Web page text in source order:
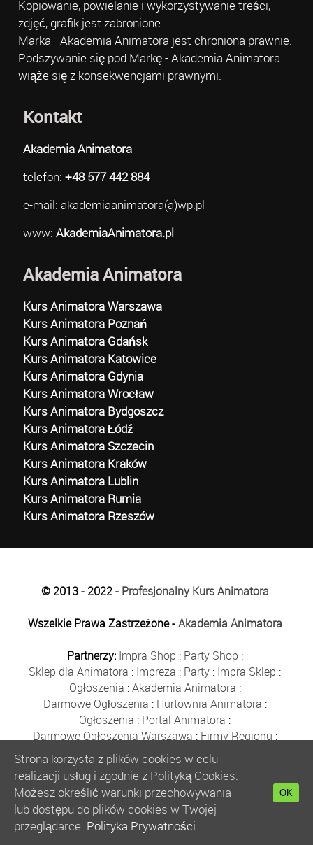
Kopiowanie, powielanie i wykorzystywanie treści,
zdjęć, grafik jest zabronione.
Marka - Akademia Animatora jest chroniona prawnie.
Podszywanie się pod Markę - Akademia Animatora
wiąże się z konsekwencjami prawnymi.
Kontakt
Akademia Animatora
telefon: +48 577 442 884
e-mail: akademiaanimatora(a)wp.pl
www: AkademiaAnimatora.pl
Akademia Animatora
Kurs Animatora Warszawa
Kurs Animatora Poznań
Kurs Animatora Gdańsk
Kurs Animatora Katowice
Kurs Animatora Gdynia
Kurs Animatora Wrocław
Kurs Animatora Bydgoszcz
Kurs Animatora Łódź
Kurs Animatora Szczecin
Kurs Animatora Kraków
Kurs Animatora Lublin
Kurs Animatora Rumia
Kurs Animatora Rzeszów
© 2013 - 2022 - Profesjonalny Kurs Animatora
Wszelkie Prawa Zastrzeżone -Akademia Animatora
Partnerzy: Impra Shop : Party Shop :
Sklep dla Animatora : Impreza : Party : Impra Sklep :
Ogłoszenia :Akademia Animatora :
Darmowe Ogłoszenia : Hurtownia Animatora :
Ogłoszenia : Portal Animatora :
Darmowe Ogłoszenia Warszawa : Firmy Regionu :
Płyn do Baniek:Solidne Firmy Ogłoszenia
Kurs Animatora:Solidna Firma:Bezpłatne Ogłoszenia
Animator Czasu Wolnego:
Bezpłatne Ogłoszenia Warszawa:sklep animatora:
Bańki Mydlane:Bezpłatne Ogłoszenia
Szkolenie Animatorów:Kurs Animatora
Strona korzysta z plików cookies w celu
realizacji usług i zgodnie z Polityką Cookies.
Możesz określić warunki przechowywania
lub dostępu do plików cookies w Twojej
przeglądarce. Polityka Prywatności
OK